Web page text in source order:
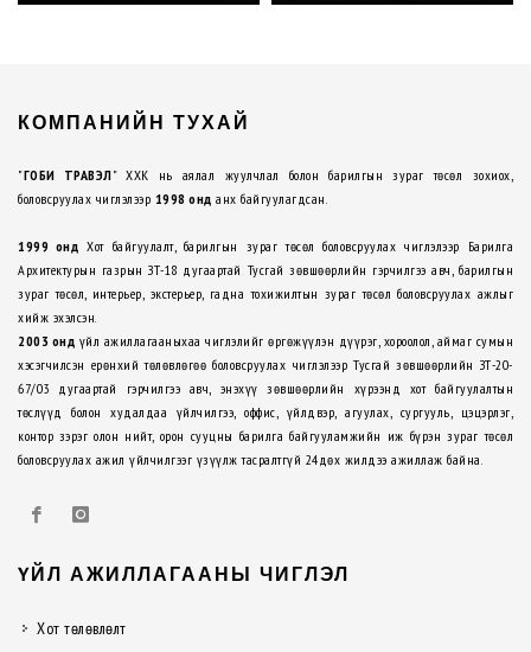
КОМПАНИЙН ТУХАЙ
"ГОБИ ТРАВЭЛ" ХХК нь аялал жуулчлал болон барилгын зураг төсөл зохиох,
боловсруулах чиглэлээр 1998 онд анх байгуулагдсан.
1999 онд Хот байгуулалт, барилгын зураг төсөл боловсруулах чиглэлээр Барилга
Архитектурын газрын ЗТ-18 дугаартай Тусгай зөвшөөрлийн гэрчилгээ авч, барилгын
зураг төсөл, интерьер, экстерьер, гадна тохижилтын зураг төсөл боловсруулах ажлыг
хийж эхэлсэн.
2003 онд үйл ажиллагааныхаа чиглэлийг өргөжүүлэн дүүрэг, хороолол, аймаг сумын
хэсэгчилсэн ерөнхий төлөвлөгөө боловсруулах чиглэлээр Тусгай зөвшөөрлийн ЗТ-20-
67/03 дугаартай гэрчилгээ авч, энэхүү зөвшөөрлийн хүрээнд хот байгуулалтын
төслүүд болон худалдаа үйлчилгээ, оффис, үйлдвэр, агуулах, сургууль, цэцэрлэг,
контор зэрэг олон нийт, орон сууцны барилга байгууламжийн иж бүрэн зураг төсөл
боловсруулах ажил үйлчилгээг үзүүлж тасралтгүй 24дөх жилдээ ажиллаж байна.
ҮЙЛ АЖИЛЛАГААНЫ ЧИГЛЭЛ
Хот төлөвлөлт